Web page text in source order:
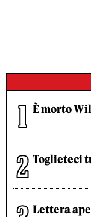
È morto
Toglieteci
Lettera